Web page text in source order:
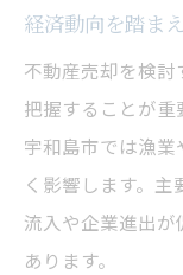
宇和島
事例で
地域事
今治市
不動産売却
不動産
経済動向を踏ま
不動産売却を検
把握することが重
宇和島市では漁
く影響します。
流入や企業進出
あります。